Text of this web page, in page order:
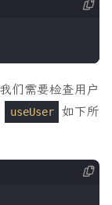
们需要检查用户
useUser
如下所